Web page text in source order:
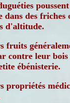
dans des friches
d'altitude.
fruits
contre leur
ébénisterie.
propriétés